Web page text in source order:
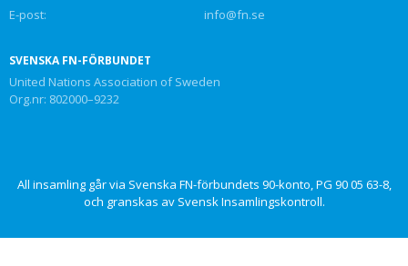
E-post: info@fn.se
SVENSKA FN-FÖRBUNDET
United Nations Association of Sweden
Org.nr: 802000–9232
All insamling går via Svenska FN-förbundets 90-konto, PG 90 05 63-8,
och granskas av Svensk Insamlingskontroll.